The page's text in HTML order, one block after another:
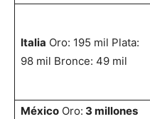
Italia Oro: 195 mil Plata:
98 mil Bronce: 49 mil
México Oro: 3 millones